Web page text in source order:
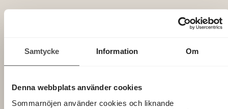
Samtycke Information Om
Denna webbplats använder cookies
Sommarnöjen använder cookies och liknande
Få inspiration, nyheter och kommande husvisningar